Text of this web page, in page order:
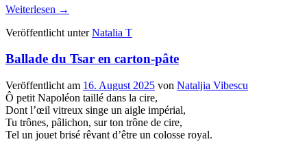
Weiterlesen →
Veröffentlicht unter Natalia T
Ballade du Tsar en carton-pâte
Veröffentlicht am 16. August 2025 von Nataljia Vibescu
Ô petit Napoléon taillé dans la cire,
Dont l’œil vitreux singe un aigle impérial,
Tu trônes, pâlichon, sur ton trône de cire,
Tel un jouet brisé rêvant d’être un colosse royal.